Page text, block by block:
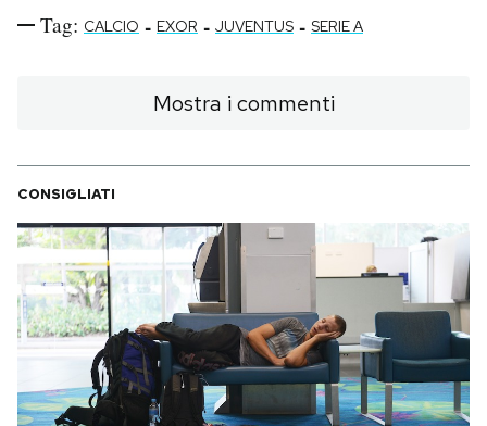
Tag: CALCIO - EXOR - JUVENTUS - SERIE A
Mostra i commenti
CONSIGLIATI